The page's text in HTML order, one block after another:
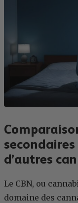
secondaires
d’autres
Le CBN, ou
domaine des